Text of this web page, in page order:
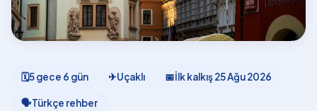
🗓5 gece 6 gün ✈Uçaklı 📅İlk kalkış25 Ağu 2026
🗣Türkçe rehber